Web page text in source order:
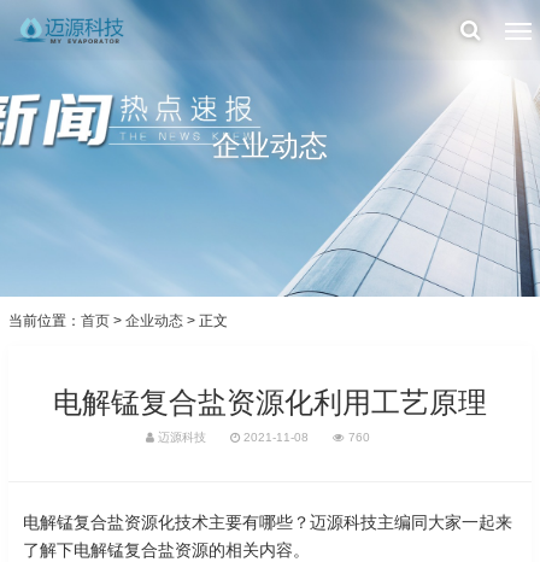
企业动态
当前位置： 首页 > 企业动态 > 正文
电解锰复合盐资源化利用工艺原理
迈源科技 2021-11-08 760
电解锰复合盐资源化技术主要有哪些？迈源科技主编同大家一起来
了解下电解锰复合盐资源的相关内容。